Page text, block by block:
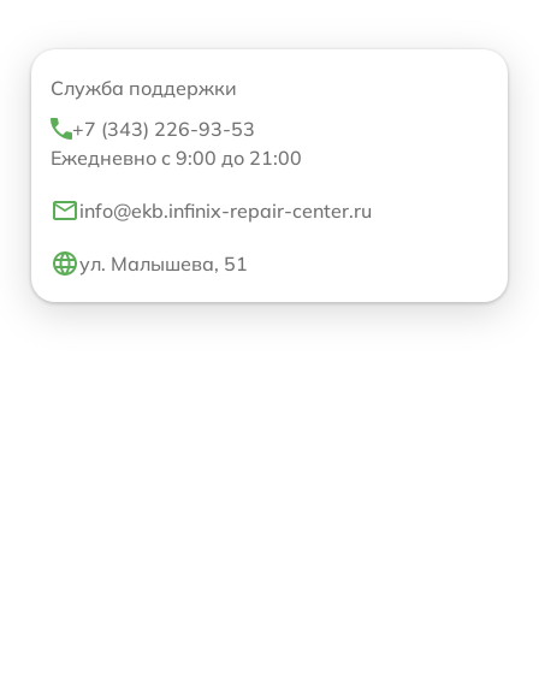
Служба поддержки
+7 (343) 226-93-53
Ежедневно с 9:00 до 21:00
info@ekb.infinix-repair-center.ru
ул. Малышева, 51